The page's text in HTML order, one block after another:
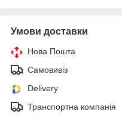
Умови доставки
Нова Пошта
Самовивіз
Delivery
Транспортна компанія